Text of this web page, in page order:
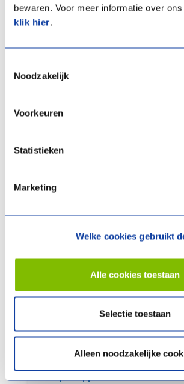
bewaren. Voor meer informatie over
klik hier.
Noodzakelijk
Voorkeuren
Statistieken
Marketing
Welke cookies gebruikt
Alle cookies toestaan
Selectie toestaan
Alleen noodzakelijke
Compte Site Web
Enregistrez des produits, signalez des
demandez des garanties.
Créer un compte